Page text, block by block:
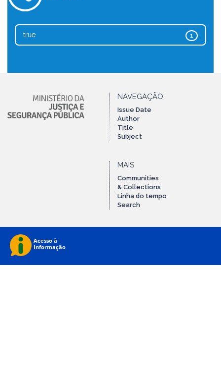
1
true
NAVEGAÇÃO
Issue Date
Author
Title
Subject
MAIS
Communities
& Collections
Linha do tempo
Search